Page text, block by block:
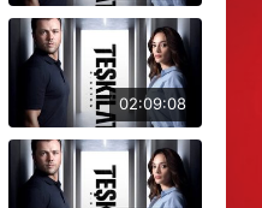
02:09:08